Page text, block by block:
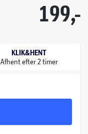
199,-
KLIK&HENT
Afhent efter 2 timer